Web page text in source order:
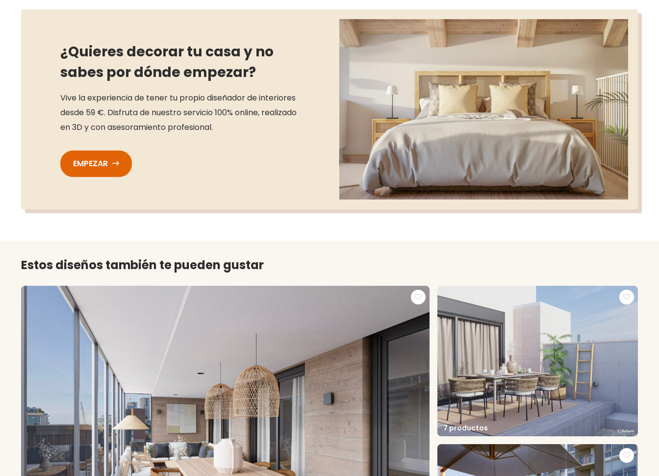
¿Quieres decorar tu casa y no
sabes por dónde empezar?
Vive la experiencia de tener tu propio diseñador de interiores
desde 59 €. Disfruta de nuestro servicio 100% online, realizado
en 3D y con asesoramiento profesional.
EMPEZAR
Estos diseños también te pueden gustar
7 productos